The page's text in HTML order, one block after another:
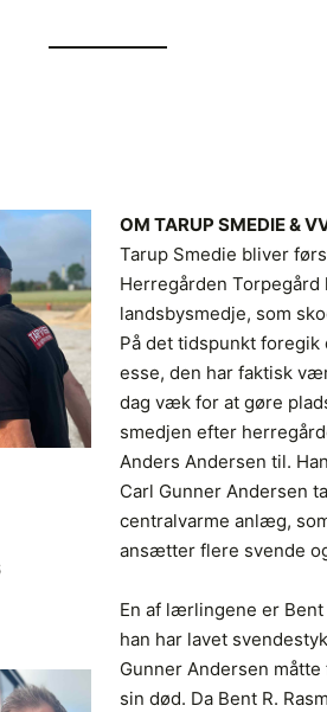
OM TARUP SMEDIE &
Tarup Smedie bliver
Herregården
landsbysmedje, som
På det tidspunkt
esse, den har faktisk
dag væk for at gøre
smedjen efter
Anders Andersen til.
Carl Gunner Andersen
centralvarme anlæg,
ansætter flere svende
En af lærlingene er Bent
han har lavet
Gunner Andersen
sin død. Da Bent R.